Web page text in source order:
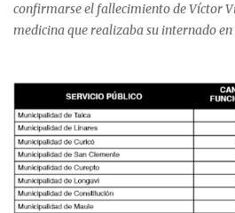
confirmarse el fallecimiento de Víctor
medicina que realizaba su internado en
malestares físicos. Dada la
equipo médico determinó su traslado
Regional de Talca y dado la urgencia
Talca con escolta de Carabineros. En
estudiante de medicina de 25 años, se
del personal de emergencia terminó